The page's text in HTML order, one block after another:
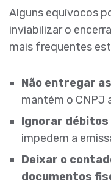
Alguns equívocos
inviabilizar o
mais frequentes
Não entregar
mantém o CNPJ
Ignorar
impedem a
Deixar o
documentos